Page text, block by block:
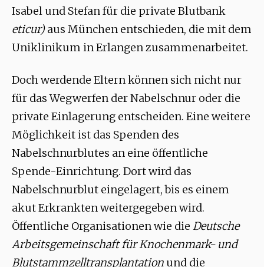
Isabel und Stefan für die private Blutbank
eticur)aus München entschieden, die mit dem
Uniklinikum in Erlangen zusammenarbeitet.
Doch werdende Eltern können sich nicht nur
für das Wegwerfen der Nabelschnur oder die
private Einlagerung entscheiden. Eine weitere
Möglichkeit ist das Spenden des
Nabelschnurblutes an eine öffentliche
Spende-Einrichtung. Dort wird das
Nabelschnurblut eingelagert, bis es einem
akut Erkrankten weitergegeben wird.
Öffentliche Organisationen wie die Deutsche
Arbeitsgemeinschaft für Knochenmark- und
Blutstammzelltransplantation und die